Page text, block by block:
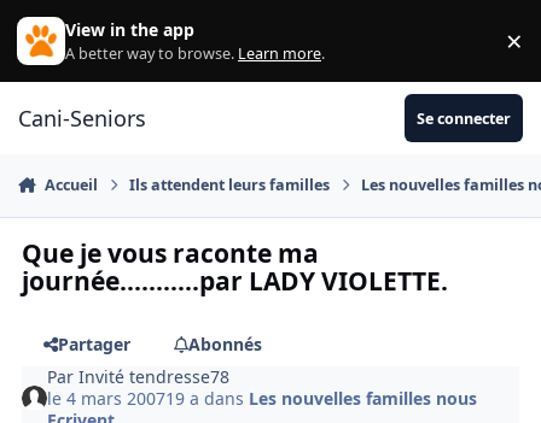
Aller au contenu
View in the app
A better way to browse. Learn more. ×
Cani-Seniors Se connecter
Accueil Ils attendent leurs familles Les nouvelles familles
Que je vous raconte ma
journée...........par LADY VIOLETTE.
Partager
Abonnés
ParInvité tendresse78
le 4 mars 200719 a dans Les nouvelles familles nous